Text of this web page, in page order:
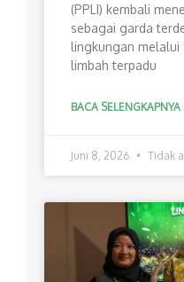
(PPLI) kembali
sebagai garda
lingkungan
limbah terpadu
BACA SELENGKAPNYA
Juni 8, 2026 Tidak